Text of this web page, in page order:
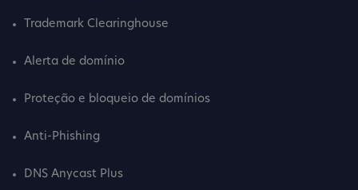
Trademark Clearinghouse
Alerta de domínio
Proteção e bloqueio de domínios
Anti-Phishing
DNS Anycast Plus